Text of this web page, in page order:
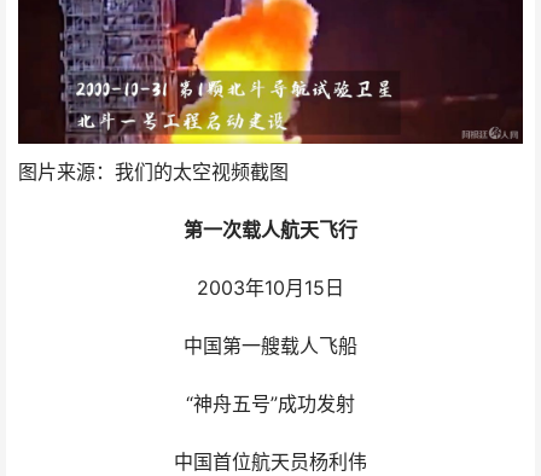
图片来源：我们的太空视频截图
第一次载人航天飞行
2003年10月15日
中国第一艘载人飞船
“神舟五号”成功发射
中国首位航天员杨利伟